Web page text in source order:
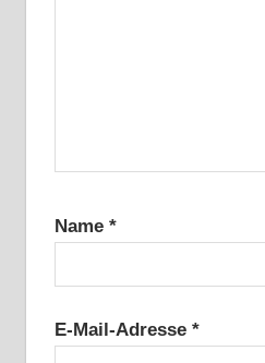
Name *
E-Mail-Adresse *